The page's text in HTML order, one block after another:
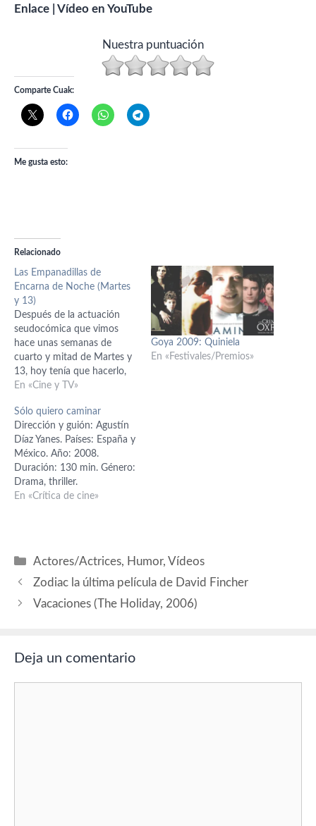
Enlace | Vídeo en YouTube
Nuestra puntuación
Comparte Cuak:
Me gusta esto:
Relacionado
Las Empanadillas de
Encarna de Noche (Martes
y 13)
Después de la actuación
seudocómica que vimos
hace unas semanas de
cuarto y mitad de Martes y
13, hoy tenía que hacerlo,
tenía que recuperar a
cumbre de su carrera:
Encarna de Noche y las
empanadillas. [VIDEO NO
DISPONIBLE]http://www.yo
utube.com/watch?
v=3z89JeLxuUU Ha llovido
desde entonces y…
En «Cine y TV»
Goya 2009: Quiniela
En «Festivales/Premios»
Sólo quiero caminar
Dirección y guión: Agustín
Díaz Yanes. Países: España y
México. Año: 2008.
Duración: 130 min. Género:
Drama, thriller.
Interpretación: Diego Luna
(Ana), José María Yazpik
(Félix). Producción: José
Campoy, Pablo Cruz y
En «Crítica de cine»
Categorías
Actores/Actrices, Humor,Vídeos
Zodiac la última película de David Fincher
Vacaciones (The Holiday, 2006)
Deja un comentario